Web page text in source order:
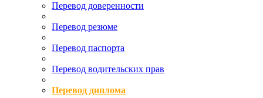
Перевод доверенности
Перевод резюме
Перевод паспорта
Перевод водительских прав
Перевод диплома